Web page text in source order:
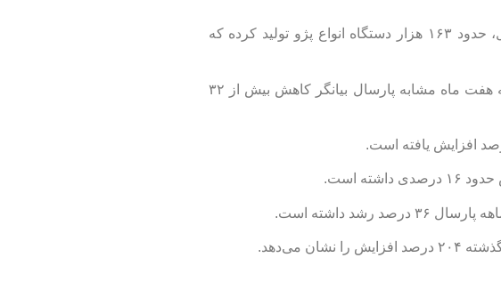
بیشترین تیراژ تولید مربوط به خانواده پژو است. ایران‌خودرو در هفت ماه نخست امسال، حدود ۱۶۳ هزار دستگاه انواع پژو تولید کرده که
در بین دیگر محصولات ایران‌خودرو، ۲۹ هزار و ۷۵۰ دستگاه سمند تولید شده که نسبت به هفت ماه مشابه پارسال بیانگر کاهش بیش از ۳۲